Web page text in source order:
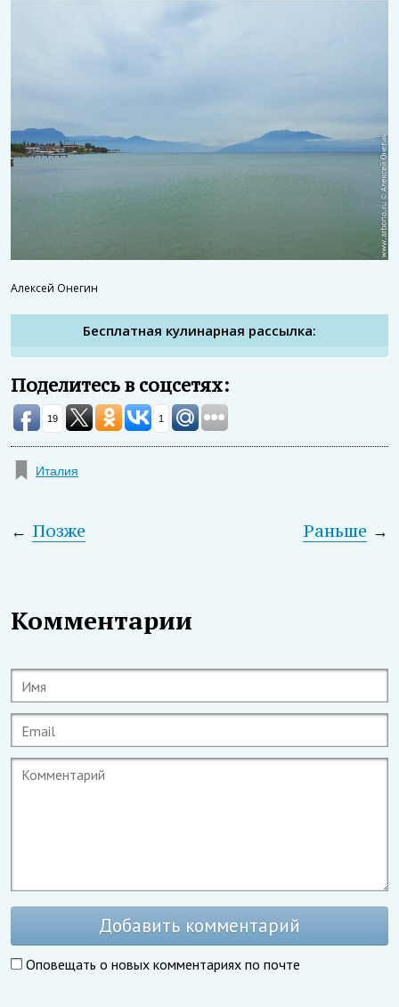
Алексей Онегин
Бесплатная кулинарная рассылка:
Поделитесь в соцсетях:
19 1
Италия
← Позже →
Раньше
Комментарии
Добавить комментарий
Оповещать о новых комментариях по почте